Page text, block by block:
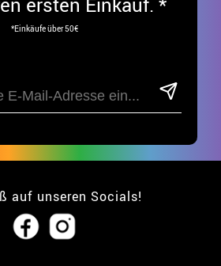
*Einkäufe über 50€
auf unseren Socials!